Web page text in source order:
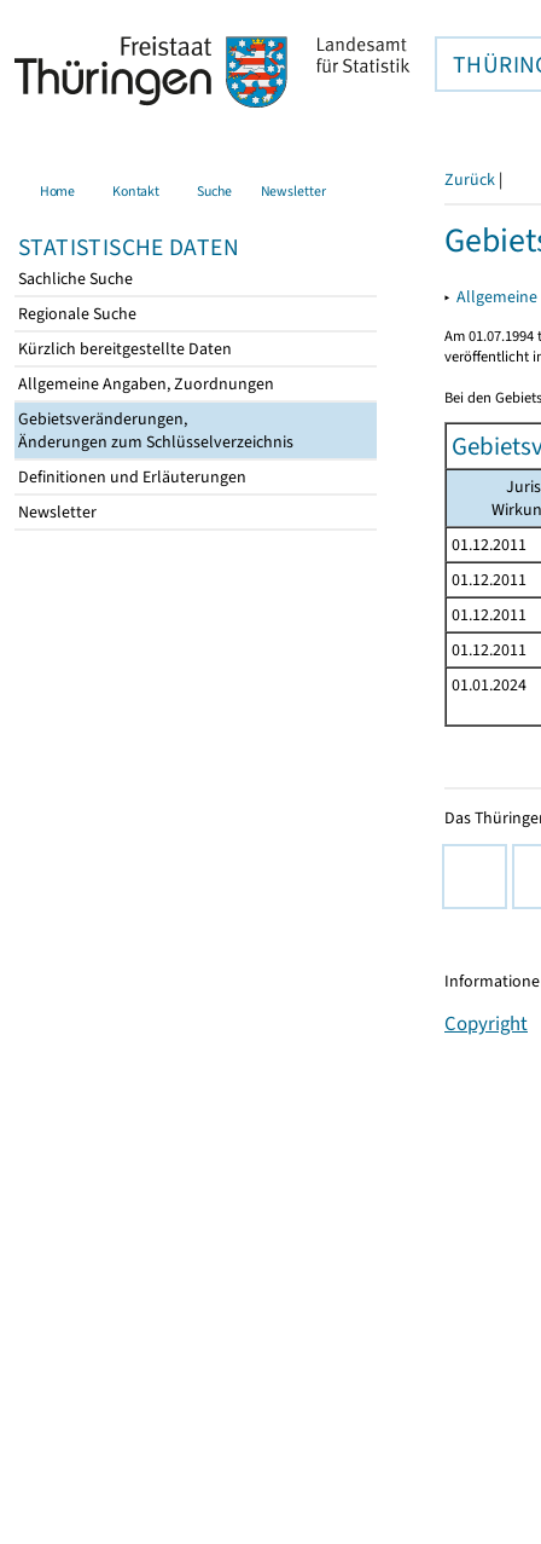
Home Kontakt Suche Newsletter
STATISTISCHE DATEN
Sachliche Suche
Regionale Suche
Kürzlich bereitgestellte Daten
Allgemeine Angaben, Zuordnungen
Gebietsveränderungen,
Änderungen zum Schlüsselverzeichnis
Definitionen und Erläuterungen
Newsletter
Zurück |
▸
Am
veröffentlicht
Bei den
01.12.2011
01.12.2011
01.12.2011
01.12.2011
01.01.2024
Das
Copyright